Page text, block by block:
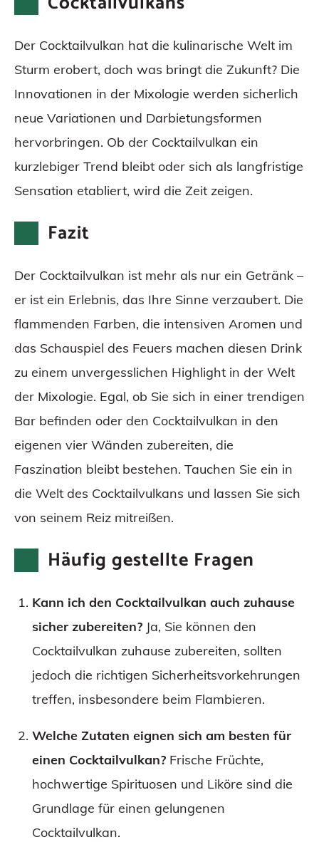
Der Cocktailvulkan hat die kulinarische Welt im
Sturm erobert, doch was bringt die Zukunft? Die
Innovationen in der Mixologie werden sicherlich
neue Variationen und Darbietungsformen
hervorbringen. Ob der Cocktailvulkan ein
kurzlebiger Trend bleibt oder sich als langfristige
Sensation etabliert, wird die Zeit zeigen.
Fazit
Der Cocktailvulkan ist mehr als nur ein Getränk –
er ist ein Erlebnis, das Ihre Sinne verzaubert. Die
flammenden Farben, die intensiven Aromen und
das Schauspiel des Feuers machen diesen Drink
zu einem unvergesslichen Highlight in der Welt
der Mixologie. Egal, ob Sie sich in einer trendigen
Bar befinden oder den Cocktailvulkan in den
eigenen vier Wänden zubereiten, die
Faszination bleibt bestehen. Tauchen Sie ein in
die Welt des Cocktailvulkans und lassen Sie sich
von seinem Reiz mitreißen.
Häufig gestellte Fragen
Kann ich den Cocktailvulkan auch zuhause
sicher zubereiten? Ja, Sie können den
Cocktailvulkan zuhause zubereiten, sollten
jedoch die richtigen Sicherheitsvorkehrungen
treffen, insbesondere beim Flambieren.
Welche Zutaten eignen sich am besten für
einen Cocktailvulkan? Frische Früchte,
hochwertige Spirituosen und Liköre sind die
Grundlage für einen gelungenen
Cocktailvulkan.